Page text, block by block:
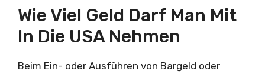
Wie Viel Geld Darf Man Mit
In Die USA Nehmen
Beim Ein- oder Ausführen von Bargeld oder